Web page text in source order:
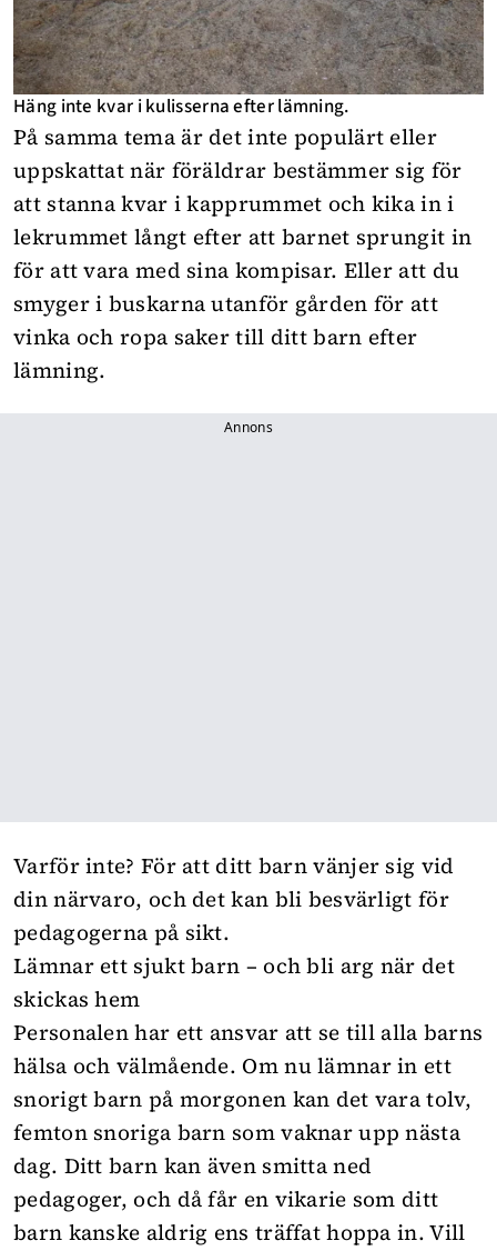
Häng inte kvar i kulisserna efter lämning.
På samma tema är det inte populärt eller
uppskattat när föräldrar bestämmer sig för
att stanna kvar i kapprummet och kika in i
lekrummet långt efter att barnet sprungit in
för att vara med sina kompisar. Eller att du
smyger i buskarna utanför gården för att
vinka och ropa saker till ditt barn efter
lämning.
Annons
Varför inte? För att ditt barn vänjer sig vid
din närvaro, och det kan bli besvärligt för
pedagogerna på sikt.
Lämnar ett sjukt barn – och bli arg när det
skickas hem
Personalen har ett ansvar att se till alla barns
hälsa och välmående. Om nu lämnar in ett
snorigt barn på morgonen kan det vara tolv,
femton snoriga barn som vaknar upp nästa
dag. Ditt barn kan även smitta ned
pedagoger, och då får en vikarie som ditt
barn kanske aldrig ens träffat hoppa in. Vill